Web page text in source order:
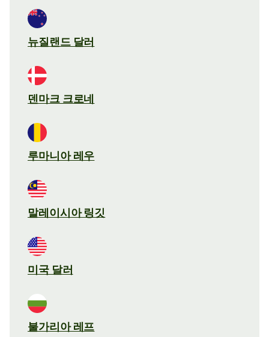
뉴질랜드 달러
덴마크 크로네
루마니아 레우
말레이시아 링깃
미국 달러
불가리아 레프